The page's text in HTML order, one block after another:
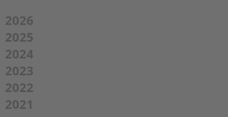
2026
2025
2024
2023
2022
2021